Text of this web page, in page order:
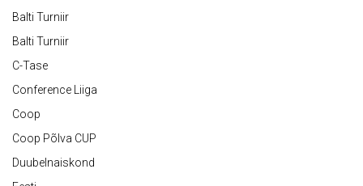
Balti Turniir
Balti Turniir
C-Tase
Conference Liiga
Coop
Coop Põlva CUP
Duubelnaiskond